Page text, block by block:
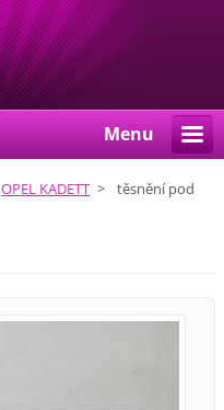
Menu
OPEL KADETT >
těsnění pod